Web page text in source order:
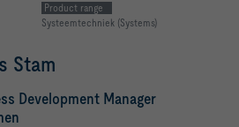
Product range
Systeemtechniek (Systems)
Stam
Development Manager